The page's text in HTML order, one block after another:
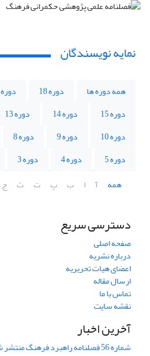
نمایه نویسندگان
همه دوره ها دوره 18 دوره 17
دوره 15
دوره 14 دوره 13
دوره 10
دوره 9 دوره 8
دوره 5
دوره 4 دوره 3
همه
آ ا ب پ ت ث ج
دسترسی سریع
صفحه اصلی
درباره نشریه
اعضای هیات تحریریه
ارسال مقاله
تماس با ما
نقشه سایت
آخرین اخبار
شماره 56 فصلنامه راهبرد فرهنگ منتشر شد